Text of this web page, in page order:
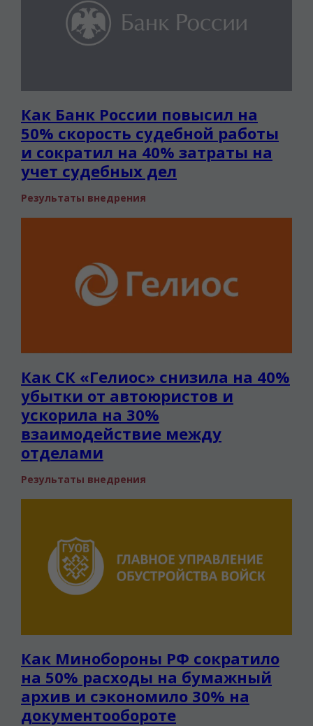
Как Банк России повысил на
50% скорость судебной работы
и сократил на 40% затраты на
учет судебных дел
Результаты внедрения
Как СК «Гелиос» снизила на 40%
убытки от автоюристов и
ускорила на 30%
взаимодействие между
отделами
Результаты внедрения
Как Минобороны РФ сократило
на 50% расходы на бумажный
архив и сэкономило 30% на
документообороте